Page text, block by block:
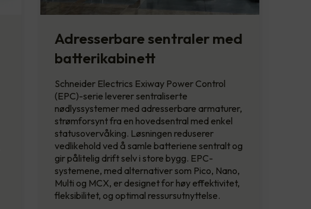
Adresserbare sentraler med
batterikabinett
Schneider Electrics Exiway Power Control
(EPC)-serie leverer sentraliserte
nødlyssystemer med adresserbare armaturer,
strømforsynt fra en hovedsentral med enkel
statusovervåking. Løsningen reduserer
vedlikehold ved å samle batteriene sentralt og
gir pålitelig drift selv i store bygg. EPC-
systemene, med alternativer som Pico, Nano,
Multi og MCX, er designet for høy effektivitet,
fleksibilitet, og optimal ressursutnyttelse.